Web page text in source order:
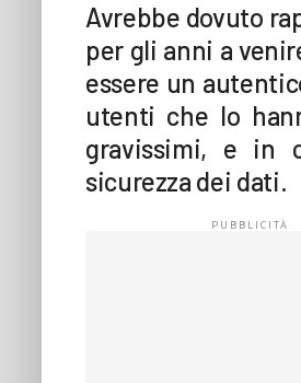
Avrebbe dovuto
per gli anni a
essere un
utenti che lo
gravissimi, e in
sicurezza dei dati.